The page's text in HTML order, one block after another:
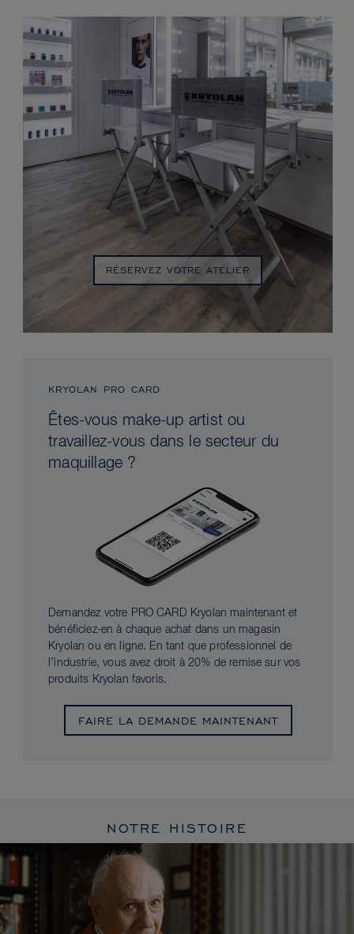
RÉSERVEZ VOTRE ATELIER
KRYOLAN PRO CARD
Êtes-vous make-up artist ou
travaillez-vous dans le secteur du
maquillage ?
Demandez votre PRO CARD Kryolan maintenant et
bénéficiez-en à chaque achat dans un magasin
Kryolan ou en ligne. En tant que professionnel de
l’industrie, vous avez droit à 20% de remise sur vos
produits Kryolan favoris.
FAIRE LA DEMANDE MAINTENANT
NOTRE HISTOIRE